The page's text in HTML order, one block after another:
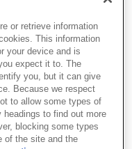
or retrieve information
This information
your device and is
expect it to. The
you, but it can give
Because we respect
to allow some types of
to find out more
blocking some types
of the site and the